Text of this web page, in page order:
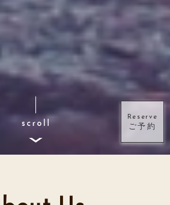
Reserve
ご予約